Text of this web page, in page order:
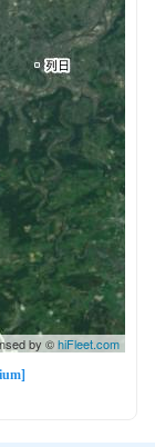
by ©hiFleet.com